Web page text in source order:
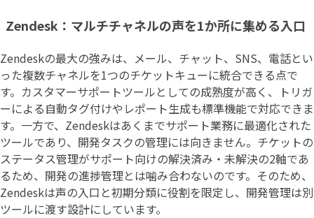
Zendesk：マルチチャネルの声を1か所に集める入口
Zendeskの最大の強みは、メール、チャット、SNS、電話とい
った複数チャネルを1つのチケットキューに統合できる点で
す。カスタマーサポートツールとしての成熟度が高く、トリガ
ーによる自動タグ付けやレポート生成も標準機能で対応できま
す。一方で、Zendeskはあくまでサポート業務に最適化された
ツールであり、開発タスクの管理には向きません。チケットの
ステータス管理がサポート向けの解決済み・未解決の2軸であ
るため、開発の進捗管理とは噛み合わないのです。そのため、
Zendeskは声の入口と初期分類に役割を限定し、開発管理は別
ツールに渡す設計にしています。